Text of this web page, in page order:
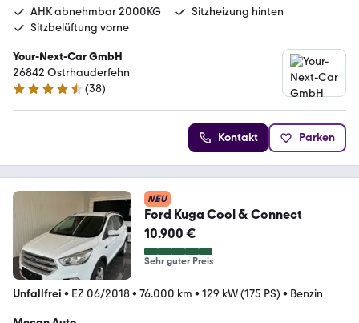
AHK abnehmbar 2000KG
Sitzheizung hinten
Sitzbelüftung vorne
Your-Next-Car GmbH
26842 Ostrhauderfehn
4.3 Sterne
(38)
Kontakt Parken
NEU
Ford Kuga Cool & Connect
10.900 €
Sehr guter Preis
Unfallfrei • EZ 06/2018• 76.000 km • 129 kW (175 PS) • Benzin